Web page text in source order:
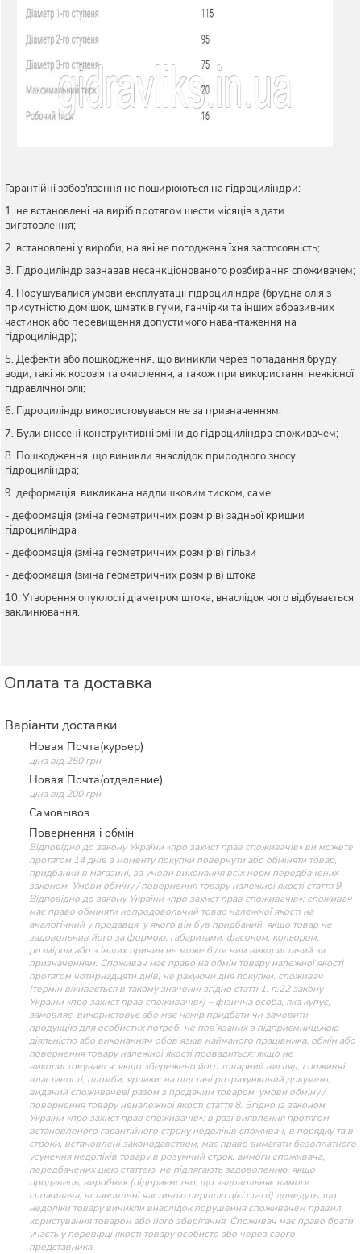
Гарантійні зобов'язання не поширюються на гідроциліндри:
1. не встановлені на виріб протягом шести місяців з дати
виготовлення;
2. встановлені у вироби, на які не погоджена їхня застосовність;
3. Гідроциліндр зазнавав несанкціонованого розбирання споживачем;
4. Порушувалися умови експлуатації гідроциліндра (брудна олія з
присутністю домішок, шматків гуми, ганчірки та інших абразивних
частинок або перевищення допустимого навантаження на
гідроциліндр);
5. Дефекти або пошкодження, що виникли через попадання бруду,
води, такі як корозія та окислення, а також при використанні неякісної
гідравлічної олії;
6. Гідроциліндр використовувався не за призначенням;
7. Були внесені конструктивні зміни до гідроциліндра споживачем;
8. Пошкодження, що виникли внаслідок природного зносу
гідроциліндра;
9. деформація, викликана надлишковим тиском, саме:
- деформація (зміна геометричних розмірів) задньої кришки
гідроциліндра
- деформація (зміна геометричних розмірів) гільзи
- деформація (зміна геометричних розмірів) штока
10. Утворення опуклості діаметром штока, внаслідок чого відбувається
заклинювання.
Оплата та доставка
Варіанти доставки
Новая Почта(курьер)
ціна від 250 грн
Новая Почта(отделение)
ціна від 200 грн
Самовывоз
Повернення і обмін
Відповідно до закону України «про захист прав споживачів» ви можете
протягом 14 днів з моменту покупки повернути або обміняти товар,
придбаний в магазині, за умови виконання всіх норм передбачених
законом. Умови обміну / повернення товару належної якості стаття 9.
Відповідно до закону України «про захист прав споживачів»: споживач
має право обміняти непродовольчий товар належної якості на
аналогічний у продавця, у якого він був придбаний, якщо товар не
задовольнив його за формою, габаритами, фасоном, кольором,
розміром або з інших причин не може бути ним використаний за
призначенням. Споживач має право на обмін товару належної якості
протягом чотирнадцяти днів, не рахуючи дня покупки. споживач
(термін вживається в такому значенні згідно статті 1. п.22 закону
України «про захист прав споживачів») – фізична особа, яка купує,
замовляє, використовує або має намір придбати чи замовити
продукцію для особистих потреб, не пов’язаних з підприємницькою
діяльністю або виконанням обов’язків найманого працівника. обмін або
повернення товару належної якості провадиться: якщо не
використовувався; якщо збережено його товарний вигляд, споживчі
властивості, пломби, ярлики; на підставі розрахунковий документ,
виданий споживачеві разом з проданим товаром. умови обміну /
повернення товару неналежної якості стаття 8. Згідно із законом
України «про захист прав споживачів»: в разі виявлення протягом
встановленого гарантійного строку недоліків споживач, в порядку та в
строки, встановлені законодавством, має право вимагати безоплатного
усунення недоліків товару в розумний строк. вимоги споживача,
передбачених цією статтею, не підлягають задоволенню, якщо
продавець, виробник (підприємство, що задовольняє вимоги
споживача, встановлені частиною першою цієї статті) доведуть, що
недоліки товару виникли внаслідок порушення споживачем правил
користування товаром або його зберігання. Споживач має право брати
участь у перевірці якості товару особисто або через свого
представника.